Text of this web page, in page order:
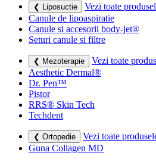
❮ Liposuctie
Vezi toate
Canule de lipoaspiratie
Canule si accesorii body-jet®
Seturi canule si filtre
❮ Mezoterapie
Vezi toate
Aesthetic Dermal®
Dr. Pen™
Pistor
RRS® Skin Tech
Techdent
❮ Ortopedie
Vezi toate
Guna Collagen MD